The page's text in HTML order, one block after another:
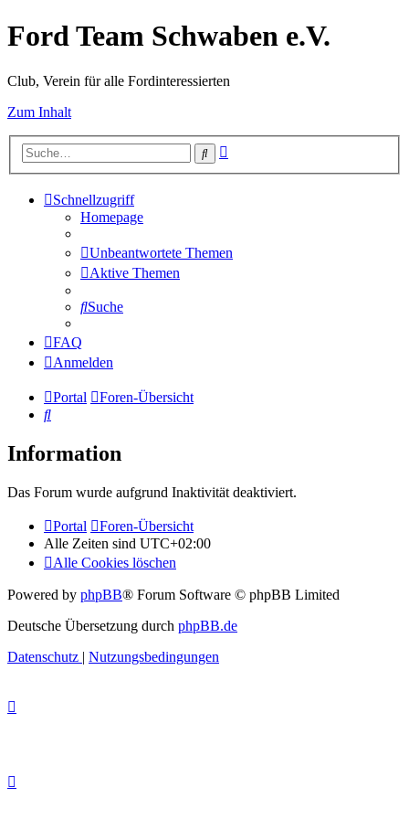
Ford Team Schwaben e.V.
Club, Verein für alle Fordinteressierten
Zum Inhalt
Suche
Schnellzugriff
Homepage
Unbeantwortete Themen
Aktive Themen
Suche
FAQ
Anmelden
Portal
Foren-Übersicht
Suche
Information
Das Forum wurde aufgrund Inaktivität deaktiviert.
Portal
Foren-Übersicht
Alle Zeiten sind UTC+02:00
Alle Cookies löschen
Powered by phpBB® Forum Software © phpBB Limited
Deutsche Übersetzung durch phpBB.de
Datenschutz | Nutzungsbedingungen